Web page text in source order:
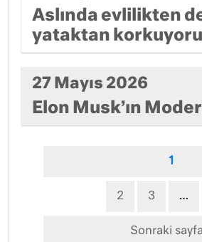
Aslında evlilikten
yataktan
27 Mayıs 2026
Elon Musk’ın
1
2 3 …
Sonraki